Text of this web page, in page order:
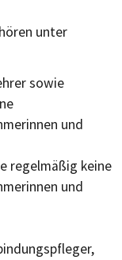
unter
sowie
und
regelmäßig keine
und